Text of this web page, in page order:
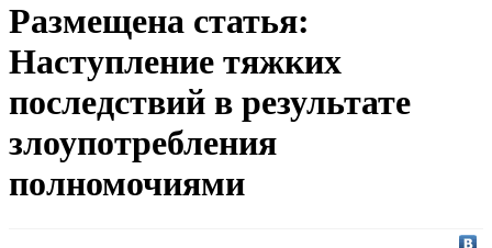
Размещена статья:
Наступление тяжких
последствий в результате
злоупотребления
полномочиями